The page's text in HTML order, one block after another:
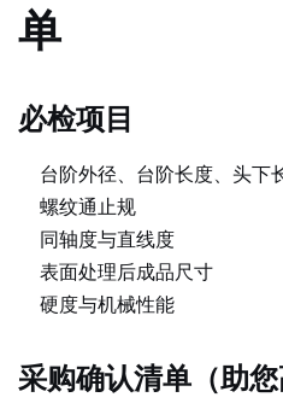
单
必检项目
台阶外径、台阶长度、头下
螺纹通止规
同轴度与直线度
表面处理后成品尺寸
硬度与机械性能
采购确认清单（助您